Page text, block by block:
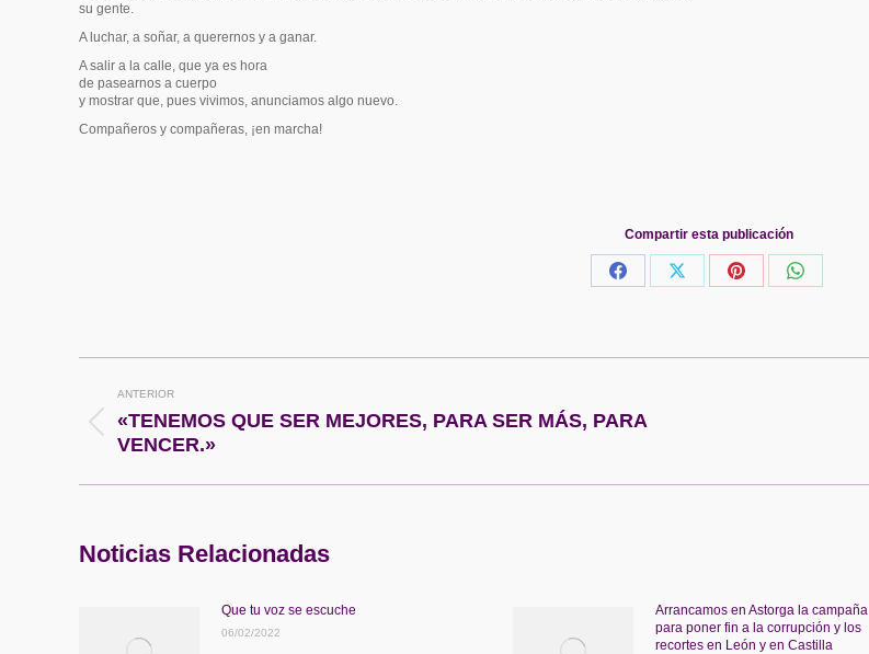
su gente.
A luchar, a soñar, a querernos y a ganar.
A salir a la calle, que ya es hora
de pasearnos a cuerpo
y mostrar que, pues vivimos, anunciamos algo nuevo.
Compañeros y compañeras, ¡en marcha!
Compartir esta publicación
Share
Share
Share
Share
entre
ANTERIOR
Publicación
anterior:
«TENEMOS QUE SER MEJORES, PARA SER MÁS, PARA
VENCER.»
Noticias Relacionadas
Que tu voz se escuche
06/02/2022
Arrancamos en Astorga la campaña
para poner fin a la corrupción y los
recortes en León y en Castilla